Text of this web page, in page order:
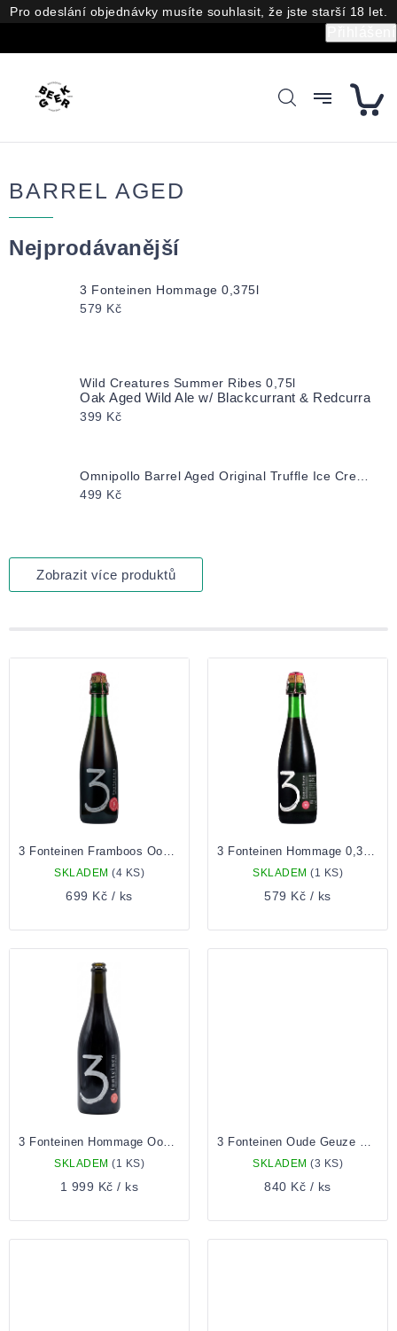
Přejít
na
Pro odeslání objednávky musíte souhlasit, že jste starší 18 let.
BARREL AGED
Nejprodávanější
3 Fonteinen Hommage 0,375l
579 Kč
Wild Creatures Summer Ribes 0,75l
Oak Aged Wild Ale w/ Blackcurrant & Redcurrant
399 Kč
499 Kč
Zobrazit více produktů
Výpis
produktů
3 Fonteinen Framboos Oogst 2018 0,375l
SKLADEM (4 KS)
699 Kč / ks
3 Fonteinen Hommage 0,375l
SKLADEM (1 KS)
579 Kč / ks
3 Fonteinen Hommage Oogst 2019 1,5l
SKLADEM (1 KS)
1 999 Kč/ ks
3 Fonteinen Oude Geuze Cuvée Armand & Gaston 0,75l
SKLADEM (3 KS)
840 Kč / ks